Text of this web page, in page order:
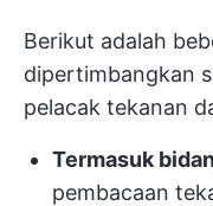
Berikut adalah
dipertimbangkan
pelacak tekanan
Termasuk
pembacaan